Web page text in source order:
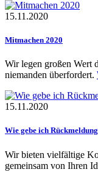
15.11.2020
Mitmachen 2020
Wir legen großen Wert
niemanden überfordert.
15.11.2020
Wie gebe ich
Wir bieten vielfältige
gemeinsam von Ihren